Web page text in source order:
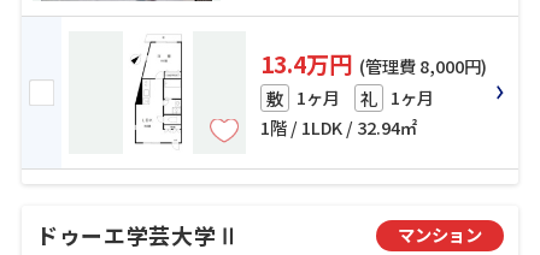
13.4万円 (管理費 8,000円)
敷 1ヶ月 礼 1ヶ月
1階 / 1LDK / 32.94㎡
ドゥーエ学芸大学Ⅱ マンション